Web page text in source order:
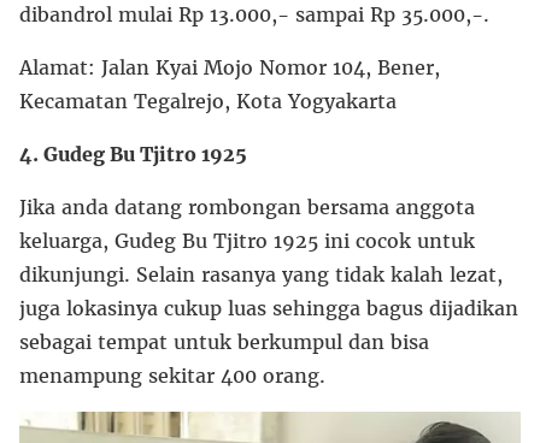
dibandrol mulai Rp 13.000,- sampai Rp 35.000,-.
Alamat: Jalan Kyai Mojo Nomor 104, Bener,
Kecamatan Tegalrejo, Kota Yogyakarta
4. Gudeg Bu Tjitro 1925
Jika anda datang rombongan bersama anggota
keluarga, Gudeg Bu Tjitro 1925 ini cocok untuk
dikunjungi. Selain rasanya yang tidak kalah lezat,
juga lokasinya cukup luas sehingga bagus dijadikan
sebagai tempat untuk berkumpul dan bisa
menampung sekitar 400 orang.